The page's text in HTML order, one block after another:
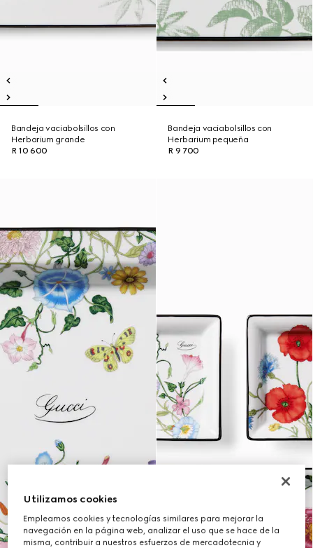
Bandeja vaciabolsillos con
Herbarium grande
R 10 600
Bandeja vaciabolsillos con
Herbarium pequeña
R 9 700
Utilizamos cookies
Empleamos cookies y tecnologías similares para mejorar la
navegación en la página web, analizar el uso que se hace de la
misma, contribuir a nuestros esfuerzos de mercadotecnia y